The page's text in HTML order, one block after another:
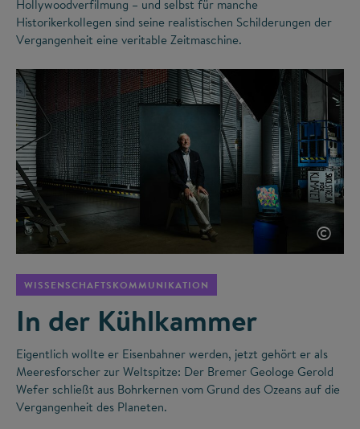
Hollywoodverfilmung – und selbst für manche
Historikerkollegen sind seine realistischen Schilderungen der
Vergangenheit eine veritable Zeitmaschine.
©
WISSENSCHAFTSKOMMUNIKATION
In der Kühlkammer
Eigentlich wollte er Eisenbahner werden, jetzt gehört er als
Meeresforscher zur Weltspitze: Der Bremer Geologe Gerold
Wefer schließt aus Bohrkernen vom Grund des Ozeans auf die
Vergangenheit des Planeten.